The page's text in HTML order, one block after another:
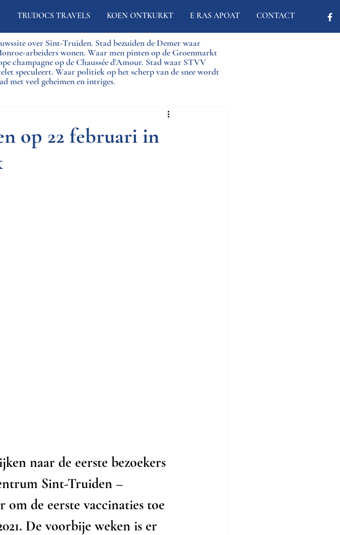
TRUDOCS TRAVELS KOEN ONTKURKT E RAS APOAT CONTACT
over Sint-Truiden. Stad bezuiden de Demer waar
arbeiders wonen. Waar men pinten op de Groenmarkt
champagne op de Chaussée d’Amour. Stad waar STVV
speculeert. Waar politiek op het scherp van de snee wordt
met veel geheimen en intriges.
op 22 februari in
naar de eerste bezoekers
Sint-Truiden –
de eerste vaccinaties toe
De voorbije weken is er